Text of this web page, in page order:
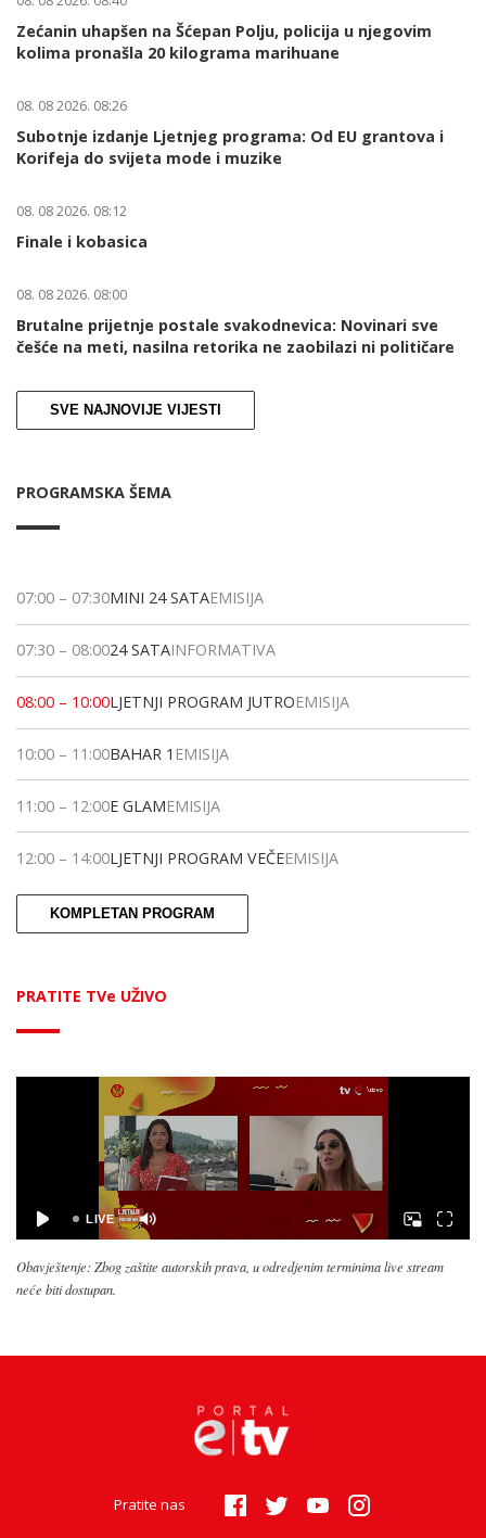
Zećanin uhapšen na Šćepan Polju, policija u njegovim
kolima pronašla 20 kilograma marihuane
08. 08 2026. 08:26
Subotnje izdanje Ljetnjeg programa: Od EU grantova i
Korifeja do svijeta mode i muzike
08. 08 2026. 08:12
Finale i kobasica
08. 08 2026. 08:00
Brutalne prijetnje postale svakodnevica: Novinari sve
češće na meti, nasilna retorika ne zaobilazi ni političare
SVE NAJNOVIJE VIJESTI
PROGRAMSKA ŠEMA
07:00 – 07:30MINI 24 SATAEMISIJA
07:30 – 08:0024 SATAINFORMATIVA
08:00 – 10:00LJETNJI PROGRAM JUTROEMISIJA
10:00 – 11:00BAHAR 1 EMISIJA
11:00 – 12:00E GLAMEMISIJA
12:00 – 14:00LJETNJI PROGRAM VEČEEMISIJA
KOMPLETAN PROGRAM
PRATITE TVe UŽIVO
Obavještenje: Zbog zaštite autorskih prava, u odredjenim terminima live stream
neće biti dostupan.
Pratite nas